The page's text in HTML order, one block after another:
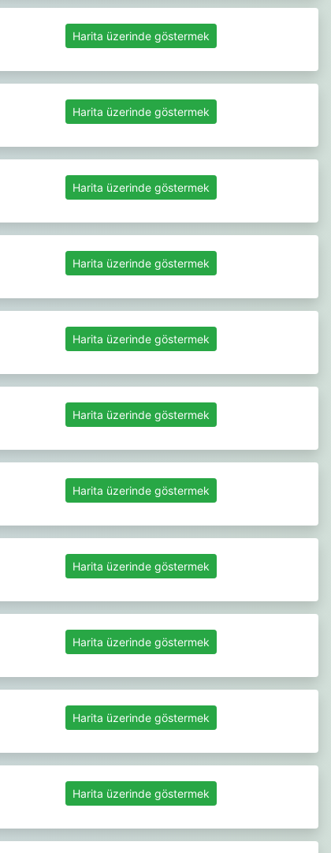
Harita üzerinde göstermek
Harita üzerinde göstermek
Harita üzerinde göstermek
Harita üzerinde göstermek
Harita üzerinde göstermek
Harita üzerinde göstermek
Harita üzerinde göstermek
Harita üzerinde göstermek
Harita üzerinde göstermek
Harita üzerinde göstermek
Harita üzerinde göstermek